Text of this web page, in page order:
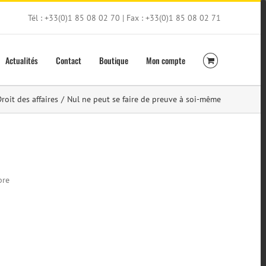
Tél : +33(0)1 85 08 02 70 | Fax : +33(0)1 85 08 02 71
Actualités Contact Boutique Mon compte
des affaires / Nul ne peut se faire de preuve à soi-même